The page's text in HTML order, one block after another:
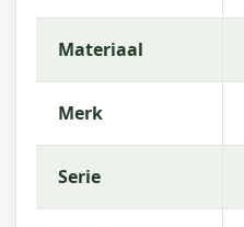
Materiaal
Merk
Serie